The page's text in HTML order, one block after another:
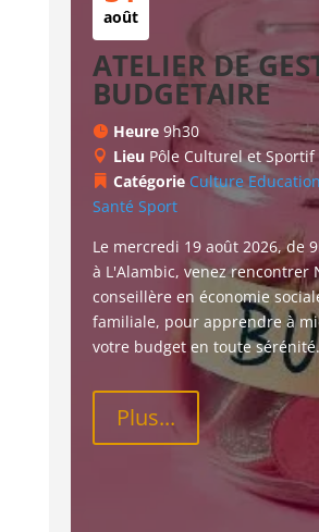
août
ATELIER DE
BUDGETAIRE
Heure 9h30
Lieu Pôle Culturel et Sportif
Catégorie Culture Education
Santé Sport
Le mercredi 19 août 2026, de
à L'Alambic, venez rencontrer
conseillère en économie
familiale, pour apprendre à
votre budget en toute sérénité.
Plus...